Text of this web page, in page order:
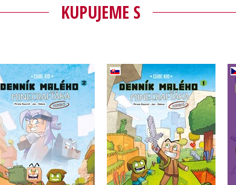
KUPUJEME S
Denník malého
komiks
2
Cube Kid
Denník malého
Minecrafťáka: komiks
Cube Kid